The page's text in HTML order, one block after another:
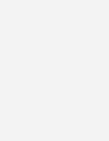
Sie
aufwendige
strapazierfähigen
und fugenlos an